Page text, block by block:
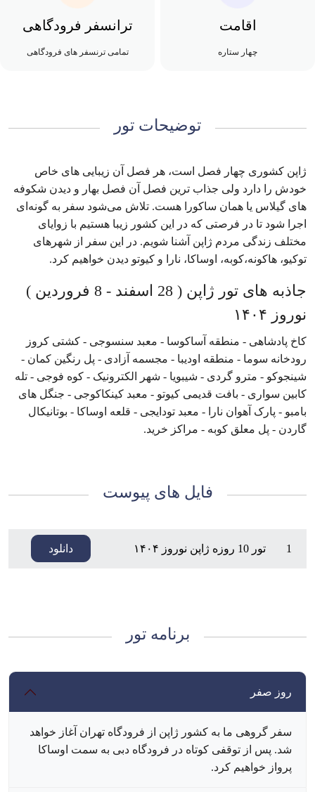
اقامت
چهار ستاره
ترانسفر فرودگاهی
تمامی ترنسفر های فرودگاهی
توضیحات تور
ژاپن کشوری چهار فصل است، هر فصل آن زیبایی های خاص
خودش را دارد ولی جذاب ترین فصل آن فصل بهار و دیدن شکوفه
های گیلاس یا همان ساکورا هست. تلاش می‌شود سفر به گونه‌ای
اجرا شود تا در فرصتی که در این کشور زیبا هستیم با زوایای
مختلف زندگی مردم ژاپن آشنا شویم. در این سفر از شهرهای
توکیو، هاکونه،کوبه، اوساکا، نارا و کیوتو دیدن خواهیم کرد.
جاذبه های تور ژاپن ( 28 اسفند - 8 فروردین )
نوروز ۱۴۰۴
کاخ پادشاهی - منطقه آساکوسا - معبد سنسوجی - کشتی کروز
رودخانه سوما - منطقه اودیبا - مجسمه آزادی - پل رنگین کمان -
شینجوکو - مترو گردی - شیبویا - شهر الکترونیک - کوه فوجی - تله
کابین سواری - بافت قدیمی کیوتو - معبد کینکاکوجی - جنگل های
بامبو - پارک آهوان نارا - معبد تودایجی - قلعه اوساکا - بوتانیکال
گاردن - پل معلق کوبه - مراکز خرید.
فایل های پیوست
1 تور 10 روزه ژاپن نوروز ۱۴۰۴ دانلود
برنامه تور
روز صفر
سفر گروهی ما به کشور ژاپن از فرودگاه تهران آغاز خواهد
شد. پس از توقفی کوتاه در فرودگاه دبی به سمت اوساکا
پرواز خواهیم کرد.